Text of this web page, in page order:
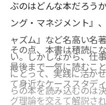
ぶのはどんな本だろう
ング・マネジメント』
ャズム』など名高い名
い。しかしながら、仕
にとって、実践に活か
らの本を読み込むのは
その点、本書は積読に
最後まで一気に読むこ
て身近なケーススタデ
グ理論を交えて解説さ